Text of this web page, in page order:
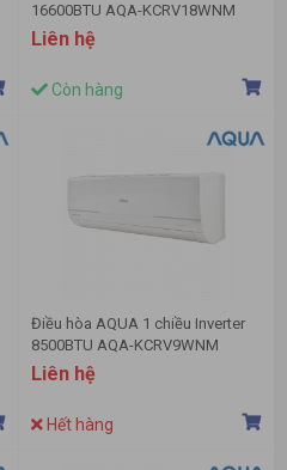
16600BTU AQA-KCRV18WNM
Liên hệ
Còn hàng
Điều hòa AQUA 1 chiều Inverter
8500BTU AQA-KCRV9WNM
Liên hệ
Hết hàng